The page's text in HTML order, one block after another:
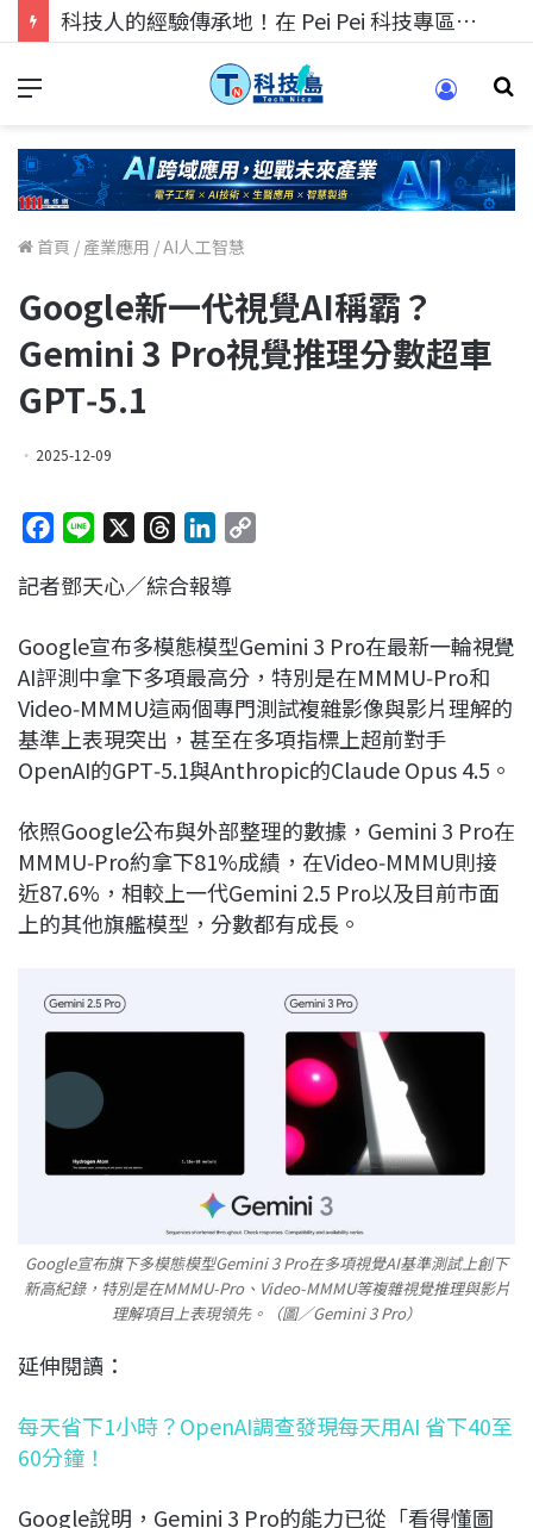
科技人的經驗傳承地！在 Pei Pei 科技專區，與學弟妹交流最硬核的技術
首頁 / 產業應用 /AI人工智慧
Google新一代視覺AI稱霸？
Gemini 3 Pro視覺推理分數超車
GPT‑5.1
2025-12-09
c
b
o
o
k
n
r
a
d
s
n
e
d
I
n
L
i
n
k
記者鄧天心／綜合報導
Google宣布多模態模型Gemini 3 Pro在最新一輪視覺
AI評測中拿下多項最高分，特別是在MMMU‑Pro和
Video‑MMMU這兩個專門測試複雜影像與影片理解的
基準上表現突出，甚至在多項指標上超前對手
OpenAI的GPT‑5.1與Anthropic的Claude Opus 4.5。
依照Google公布與外部整理的數據，Gemini 3 Pro在
MMMU‑Pro約拿下81%成績，在Video‑MMMU則接
近87.6%，相較上一代Gemini 2.5 Pro以及目前市面
上的其他旗艦模型，分數都有成長。
Google宣布旗下多模態模型Gemini 3 Pro在多項視覺AI基準測試上創下
新高紀錄，特別是在MMMU‑Pro、Video‑MMMU等複雜視覺推理與影片
理解項目上表現領先。（圖／Gemini 3 Pro）
延伸閱讀：
每天省下1小時？OpenAI調查發現每天用AI 省下40至
60分鐘！
Google說明，Gemini 3 Pro的能力已從「看得懂圖